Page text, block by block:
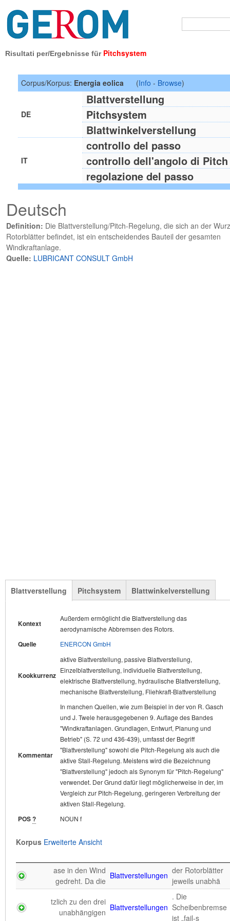
Risultati per/Ergebnisse für Pitchsystem
Corpus/Korpus: Energia eolica (Info - Browse)
DE
Blattverstellung
Pitchsystem
Blattwinkelverstellung
IT
controllo del passo
controllo dell'angolo di Pitch
regolazione del passo
Deutsch
Definition: Die Blattverstellung/Pitch-Regelung, die sich an der
Rotorblätter befindet, ist ein entscheidendes Bauteil der gesamten
Windkraftanlage.
Quelle: LUBRICANT CONSULT GmbH
Blattverstellung
Kontext
Außerdem ermöglicht die Blattverstellung das
aerodynamische Abbremsen des Rotors.
Quelle ENERCON GmbH
Kookkurrenz
aktive Blattverstellung, passive Blattverstellung,
Einzelblattverstellung, individuelle Blattverstellung,
elektrische Blattverstellung, hydraulische Blattverstellung,
mechanische Blattverstellung, Fliehkraft-Blattverstellung
Kommentar
In manchen Quellen, wie zum Beispiel in der von R. Gasch
und J. Twele herausgegebenen 9. Auflage des Bandes
"Windkraftanlagen. Grundlagen, Entwurf, Planung und
Betrieb" (S. 72 und 436-439), umfasst der Begriff
"Blattverstellung" sowohl die Pitch-Regelung als auch die
aktive Stall-Regelung. Meistens wird die Bezeichnung
"Blattverstellung" jedoch als Synonym für "Pitch-Regelung"
verwendet. Der Grund dafür liegt möglicherweise in der, im
Vergleich zur Pitch-Regelung, geringeren Verbreitung der
aktiven Stall-Regelung.
POS? NOUN f
Korpus Erweiterte Ansicht
ase in den Wind
gedreht. Da die
Blattverstellungen der Rotorblätter
jeweils unabhä
tzlich zu den drei
unabhängigen Blattverstellungen
. Die
Scheibenbremse
ist „fail-s
Pitchsystem
Kontext
Ab diesem Punkt wird aufgrund des Pitchsystems die
Leistung konstant auf Nennleistung gehalten.
Quelle Siemens AG
Kommentar
NOUN s
Erweiterte Ansicht
t werden. Um den
sicheren Betrieb des
Pitchsystems auch bei Netzausfall
oder Anlagenstör
ividuell um die
Längsache mittels des
Pitchsystems
verstellt werden.
Jedes Rotorblatt be
zu. Ab diesem Punkt wird
aufgrund des Pitchsystems
die Leistung
und defekte
4
Senvion SE
2
50.0
Siemens AG
1
25.0
Bundesverband WindEnergie
e.V. (BWE)
1 25.0
Blattwinkelverstellung
Kontext
Die aktive Steuerung der Blattwinkelverstellung gestattet die
Drehzahlregulierung des WEA-Rotors bei
Meistens wird die Bezeichnung "Blattwinkelverstellung"
jedoch als Synonym für "Pitch-Regelung" verwendet.
NOUN f
Erweiterte Ansicht
dzunahme durch
Abregeln mit
Blattwinkelverstellung
(engl. pitch);
rechts: Leis
s selbst bei sehr
schneller
Blattwinkelverstellung
nicht
vollständig
Regelung ( Blattwinkelverstellung elektrischer
oder
beiten
Drehzahlregelung und
zusammen, um
den Rotor auf